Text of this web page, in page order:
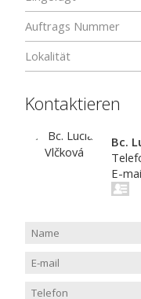
Auftrags Nummer
Lokalität
Kontaktieren
Bc.
E-